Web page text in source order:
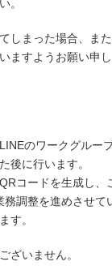
。
まった場合、ま
ますようお願い申し
のワークグループ
に行います。
ードを生成し、
整を進めさせて
す。
ざいません。